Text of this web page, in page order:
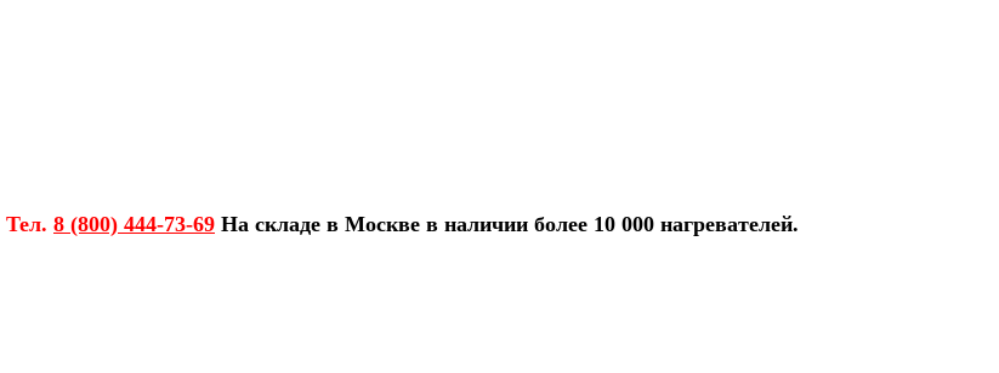
Тел. 8 (800) 444-73-69 На складе в Москве в наличии более 10 000 нагревателей.